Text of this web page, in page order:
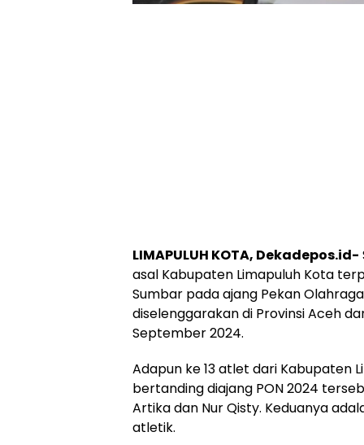
LIMAPULUH KOTA, Dekadepos.id-
asal Kabupaten Limapuluh Kota
Sumbar pada ajang Pekan
diselenggarakan di Provinsi Aceh
September 2024.
Adapun ke 13 atlet dari Kabupaten
bertanding diajang PON 2024
Artika dan Nur Qisty. Keduanya
atletik.